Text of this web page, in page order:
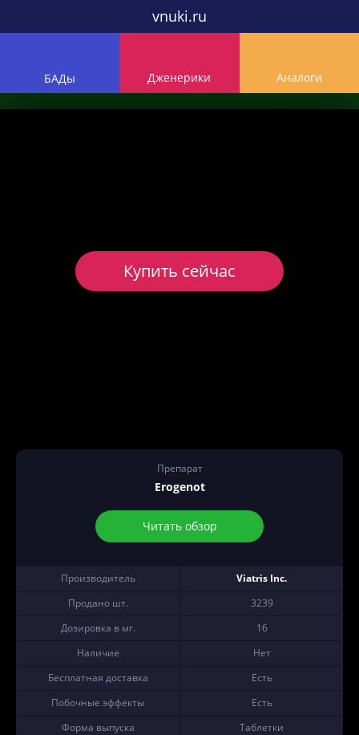
vnuki.ru
БАДы Дженерики Аналоги
Препарат
Erogenot
Читать обзор
Производитель
Viatris Inc.
Продано шт.
3239
Дозировка в мг.
16
Наличие
Нет
Бесплатная доставка
Есть
Побочные эффекты
Есть
Форма выпуска
Таблетки
Купить сейчас